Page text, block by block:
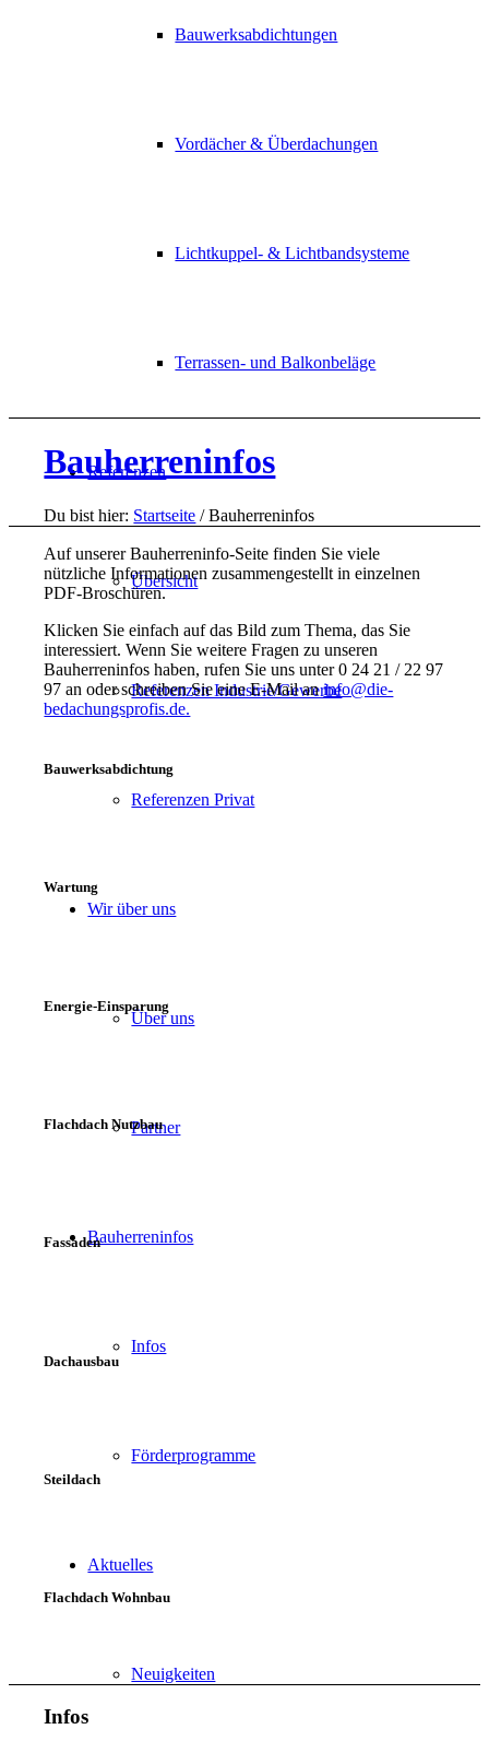
Bauwerksabdichtungen
Vordächer & Überdachungen
Lichtkuppel- & Lichtbandsysteme
Terrassen- und Balkonbeläge
Referenzen
Übersicht
Referenzen Industrie/Gewerbe
Referenzen Privat
Wir über uns
Über uns
Partner
Bauherreninfos
Infos
Förderprogramme
Aktuelles
Neuigkeiten
Bauherreninfos
Du bist hier: Startseite / Bauherreninfos
Auf unserer Bauherreninfo-Seite finden Sie viele
nützliche Informationen zusammengestellt in einzelnen
PDF-Broschüren.
Klicken Sie einfach auf das Bild zum Thema, das Sie
interessiert. Wenn Sie weitere Fragen zu unseren
Bauherreninfos haben, rufen Sie uns unter 0 24 21 / 22 97
97 an oder schreiben Sie eine E-Mail aninfo@die-
bedachungsprofis.de.
Bauwerksabdichtung
Wartung
Energie-Einsparung
Flachdach Nutzbau
Fassaden
Dachausbau
Steildach
Flachdach Wohnbau
Infos